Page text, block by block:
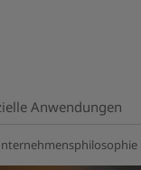
Anwendungen